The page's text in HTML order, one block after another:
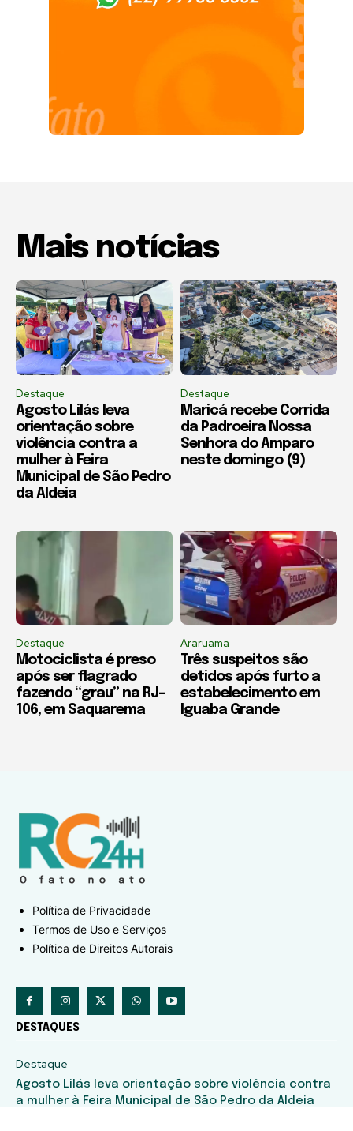
Mais notícias
Destaque
Agosto Lilás leva
orientação sobre
violência contra a
mulher à Feira
Municipal de São Pedro
da Aldeia
Destaque
Maricá recebe Corrida
da Padroeira Nossa
Senhora do Amparo
neste domingo (9)
Destaque
Motociclista é preso
após ser flagrado
fazendo “grau” na RJ-
106, em Saquarema
Araruama
Três suspeitos são
detidos após furto a
estabelecimento em
Iguaba Grande
Política de Privacidade
Termos de Uso e Serviços
Política de Direitos Autorais
DESTAQUES
Destaque
Agosto Lilás leva orientação sobre violência contra
a mulher à Feira Municipal de São Pedro da Aldeia